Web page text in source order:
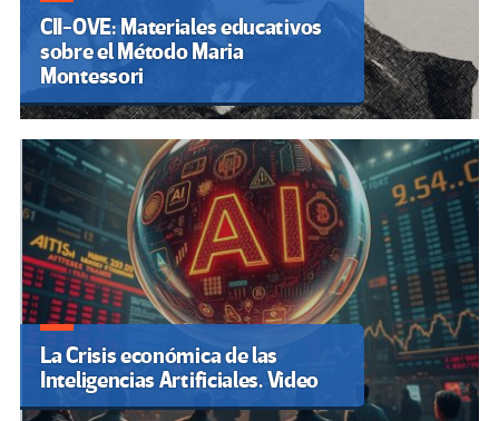
CII-OVE: Materiales educativos
sobre el Método Maria
Montessori
La Crisis económica de las
Inteligencias Artificiales. Video